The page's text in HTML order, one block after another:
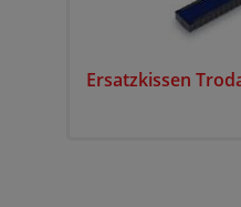
Ersatzkissen